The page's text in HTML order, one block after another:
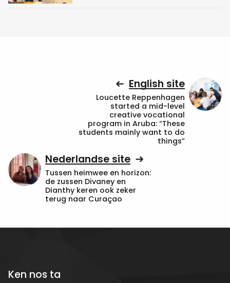
English site
Loucette Reppenhagen
started a mid-level
creative vocational
program in Aruba: “These
students mainly want to do
things”
Nederlandse site
Tussen heimwee en horizon:
de zussen Divaney en
Dianthy keren ook zeker
terug naar Curaçao
Ken nos ta